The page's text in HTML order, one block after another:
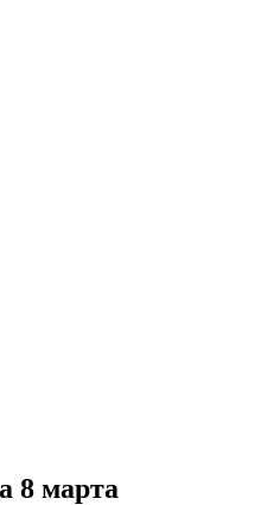
8 марта